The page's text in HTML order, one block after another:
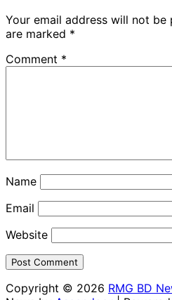
Your email address will not be
are marked *
Comment *
Name
Email
Website
Copyright © 2026 RMG BD